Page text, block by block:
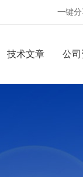
一键分
技术文章 公司